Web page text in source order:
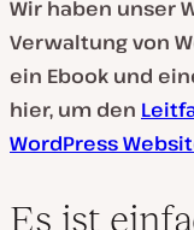
Wir haben unser
Verwaltung von
ein Ebook und
hier, um den
WordPress
Es ist